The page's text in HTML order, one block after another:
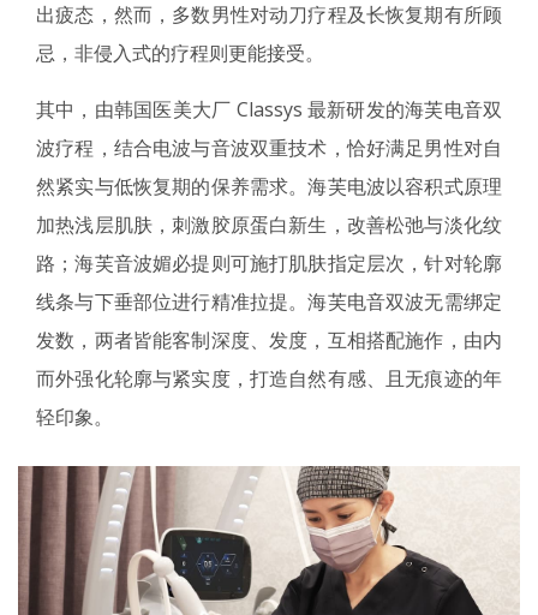
出疲态，然而，多数男性对动刀疗程及长恢复期有所顾
忌，非侵入式的疗程则更能接受。
其中，由韩国医美大厂 Classys 最新研发的海芙电音双
波疗程，结合电波与音波双重技术，恰好满足男性对自
然紧实与低恢复期的保养需求。海芙电波以容积式原理
加热浅层肌肤，刺激胶原蛋白新生，改善松弛与淡化纹
路；海芙音波媚必提则可施打肌肤指定层次，针对轮廓
线条与下垂部位进行精准拉提。海芙电音双波无需绑定
发数，两者皆能客制深度、发度，互相搭配施作，由内
而外强化轮廓与紧实度，打造自然有感、且无痕迹的年
轻印象。